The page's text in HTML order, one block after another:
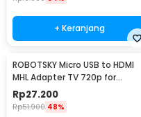
Rincian yang Anda dapatkan
1 x ESSAGER Kabel Data
Charging 5A 100W - ES-
+ Keranjang
ROBOTSKY Micro USB to HDMI
MHL Adapter TV 720p for
Smartphone - S2
Rp27.200
Rp51.900 48%